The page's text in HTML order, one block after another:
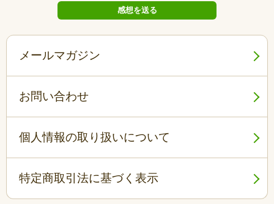
メールマガジン
お問い合わせ
個人情報の取り扱いについて
特定商取引法に基づく表示